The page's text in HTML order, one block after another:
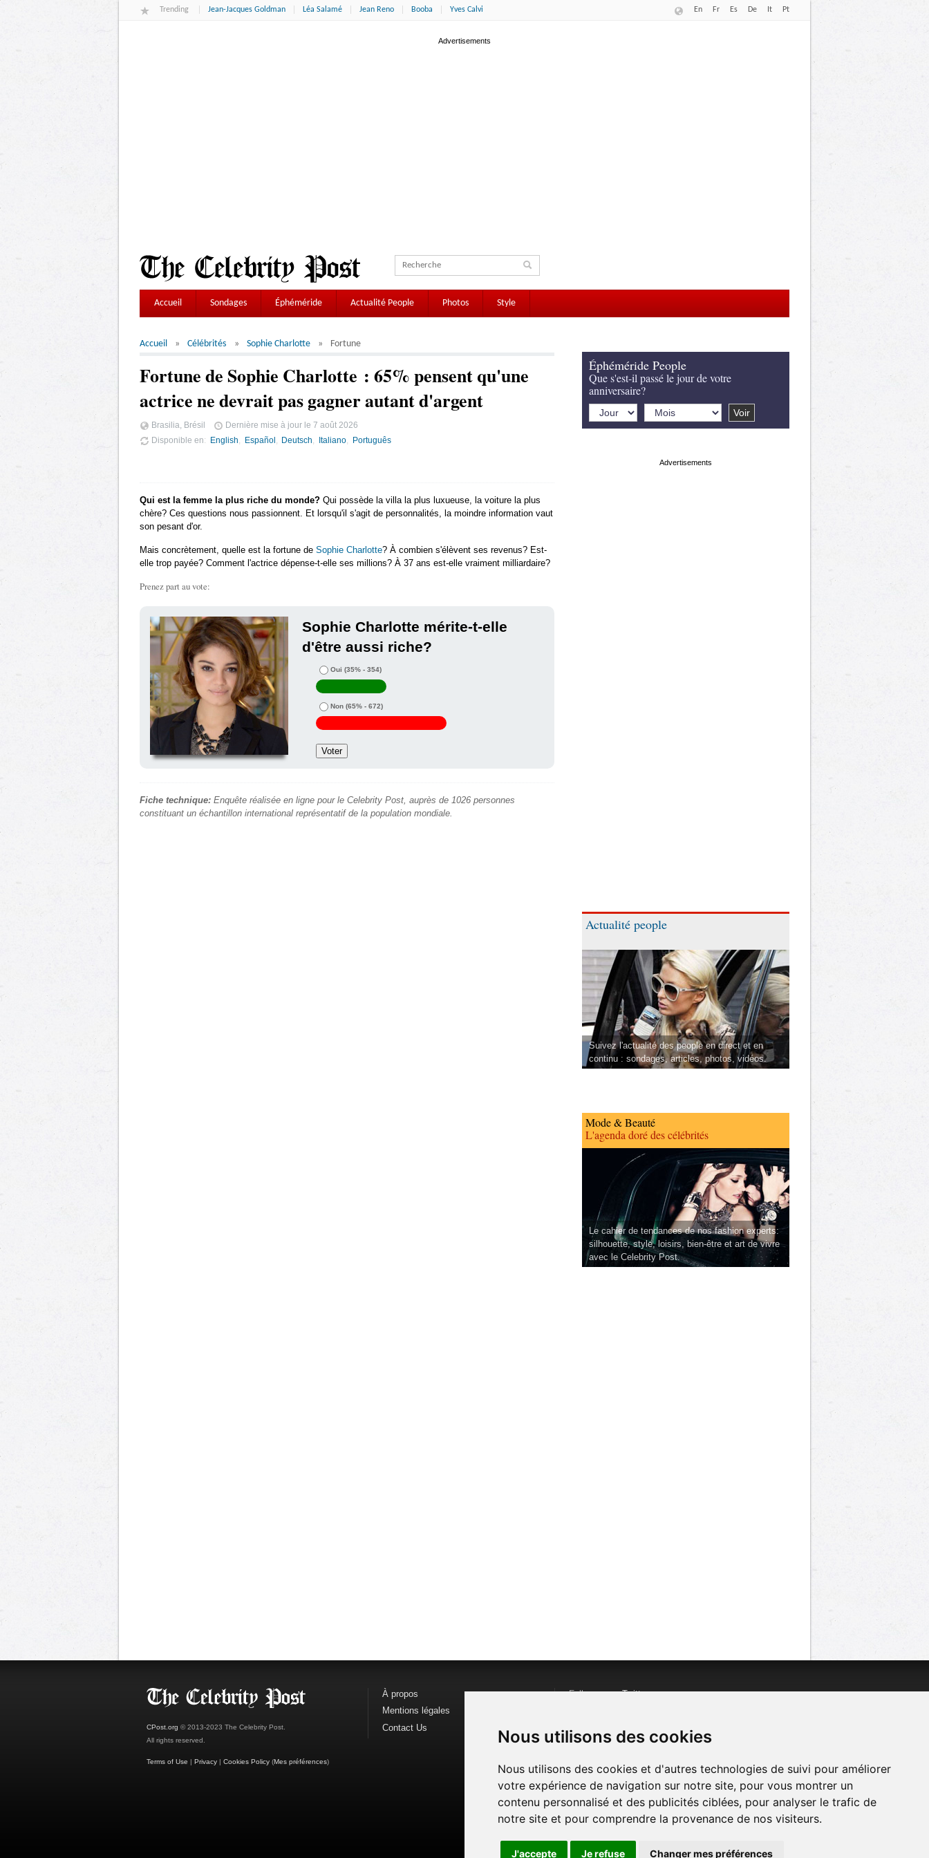
Nous utilisons des cookies
Nous utilisons des cookies et d'autres technologies de suivi pour améliorer
votre expérience de navigation sur notre site, pour vous montrer un
contenu personnalisé et des publicités ciblées, pour analyser le trafic de
notre site et pour comprendre la provenance de nos visiteurs.
J'accepte Je refuse Changer mes préférences
Trending Jean-Jacques Goldman Léa Salamé Jean Reno Booba Yves Calvi En Fr Es De It Pt
Accueil Sondages Éphéméride Actualité People Photos Style
Accueil Célébrités Sophie Charlotte Fortune
Fortune de Sophie Charlotte : 65% pensent qu'une
actrice ne devrait pas gagner autant d'argent
Brasilia, Brésil Dernière mise à jour le 7 août 2026
Disponible en
English Español Deutsch Italiano Português
Qui est la femme la plus riche du monde? Qui possède la villa la plus luxueuse, la voiture la plus
chère? Ces questions nous passionnent. Et lorsqu'il s'agit de personnalités, la moindre information vaut
son pesant d'or.
Mais concrètement, quelle est la fortune de Sophie Charlotte? À combien s'élèvent ses revenus? Est-
elle trop payée? Comment l'actrice dépense-t-elle ses millions? À 37 ans est-elle vraiment milliardaire?
Prenez part au vote:
Sophie Charlotte mérite-t-elle
d'être aussi riche?
Oui (35% - 354)
Non (65% - 672)
Fiche technique: Enquête réalisée en ligne pour le Celebrity Post, auprès de 1026 personnes
constituant un échantillon international représentatif de la population mondiale.
Éphéméride People
Que s'est-il passé le jour de votre
anniversaire?
Actualité people
Suivez l'actualité des people en direct et en
continu : sondages, articles, photos, vidéos.
Mode & Beauté
L'agenda doré des célébrités
Le cahier de tendances de nos fashion experts:
silhouette, style, loisirs, bien-être et art de vivre
avec le Celebrity Post.
CPost.org © 2013-2023 The Celebrity Post.
All rights reserved.
Terms of Use | Privacy | Cookies Policy (Mes préférences)
À propos
Mentions légales
Contact Us
Follow us onTwitter
Watch us on